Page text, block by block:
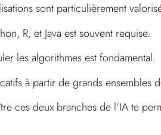
sont particulièrement
R, et Java est souvent requise.
les algorithmes est fondamental.
à partir de grands ensembles
ces deux branches de l’IA te